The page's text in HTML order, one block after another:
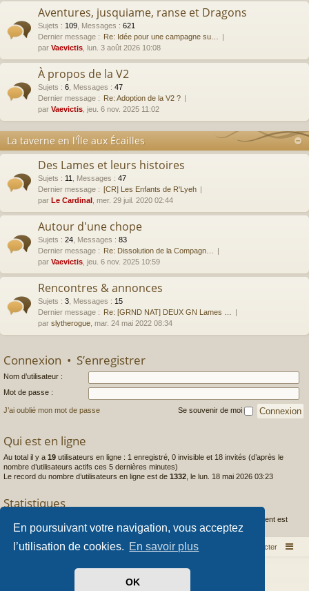
En poursuivant votre navigation, vous acceptez
l’utilisation de cookies. En savoir plus
OK
Aventures, jusquiame, ranse et Dragons
Sujets : 109 Messages : 621
Dernier message : Re: Idée pour une campagne su…
par Vaevictis , lun. 3 août 2026 10:08
À propos de la V2
Sujets : 6 Messages : 47
Dernier message : Re: Adoption de la V2 ?
par Vaevictis , jeu. 6 nov. 2025 11:02
La taverne en l'Île aux Écailles
Des Lames et leurs histoires
Sujets : 11 Messages : 47
Dernier message : [CR] Les Enfants de R'Lyeh
par Le Cardinal , mer. 29 juil. 2020 02:44
Autour d'une chope
Sujets : 24 Messages : 83
Dernier message : Re: Dissolution de la Compagn…
par Vaevictis , jeu. 6 nov. 2025 10:59
Rencontres & annonces
Sujets : 3 Messages : 15
Dernier message : Re: [GRND NAT] DEUX GN Lames …
par slytherogue , mar. 24 mai 2022 08:34
Connexion • S’enregistrer
Nom d’utilisateur :
Mot de passe :
J’ai oublié mon mot de passe Se souvenir de moi
Qui est en ligne
Au total il y a 19 utilisateurs en ligne : 1 enregistré, 0 invisible et 18 invités (d’après le
nombre d’utilisateurs actifs ces 5 dernières minutes)
Le record du nombre d’utilisateurs en ligne est de 1332 , le lun. 18 mai 2026 03:23
Statistiques
membres • Le membre enregistré le plus récent est
Caldera .
Index du forum Nous contacter
Développé parphpBB® Forum Software © phpBB Limited
Arty- phpBB 3.3 par MrGaby